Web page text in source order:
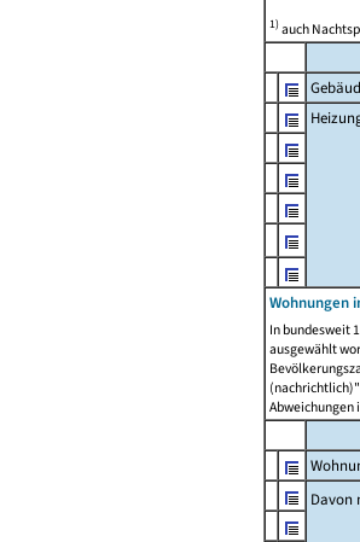
1)auch
Wohnungen
In bundesweit
ausgewählt
Abweichungen
Davon